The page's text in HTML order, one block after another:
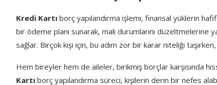
Kredi Kartı borç yapılandırma işlemi, finansal yüklerin
bir ödeme planı sunarak, mali durumlarını düzeltmelerine
sağlar. Birçok kişi için, bu adım zor bir karar niteliği
Hem bireyler hem de aileler, birikmiş borçlar karşısında
Kartı borç yapılandırma süreci, kişilerin derin bir nefes